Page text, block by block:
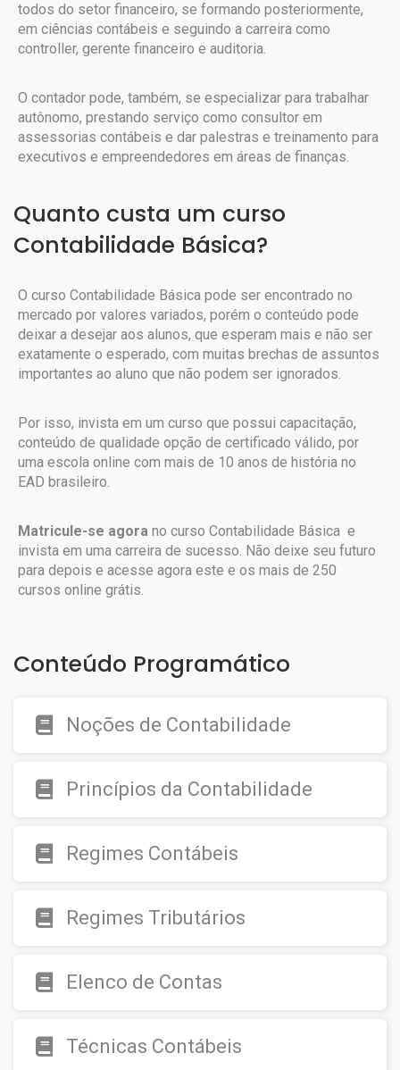
todos do setor financeiro, se formando posteriormente,
em ciências contábeis e seguindo a carreira como
controller, gerente financeiro e auditoria.
O contador pode, também, se especializar para trabalhar
autônomo, prestando serviço como consultor em
assessorias contábeis e dar palestras e treinamento para
executivos e empreendedores em áreas de finanças.
Quanto custa um curso
Contabilidade Básica?
O curso Contabilidade Básica pode ser encontrado no
mercado por valores variados, porém o conteúdo pode
deixar a desejar aos alunos, que esperam mais e não ser
exatamente o esperado, com muitas brechas de assuntos
importantes ao aluno que não podem ser ignorados.
Por isso, invista em um curso que possui capacitação,
conteúdo de qualidade opção de certificado válido, por
uma escola online com mais de 10 anos de história no
EAD brasileiro.
Matricule-se agora no curso Contabilidade Básica e
invista em uma carreira de sucesso. Não deixe seu futuro
para depois e acesse agora este e os mais de 250
cursos online grátis.
Conteúdo Programático
Noções de Contabilidade
Princípios da Contabilidade
Regimes Contábeis
Regimes Tributários
Elenco de Contas
Técnicas Contábeis